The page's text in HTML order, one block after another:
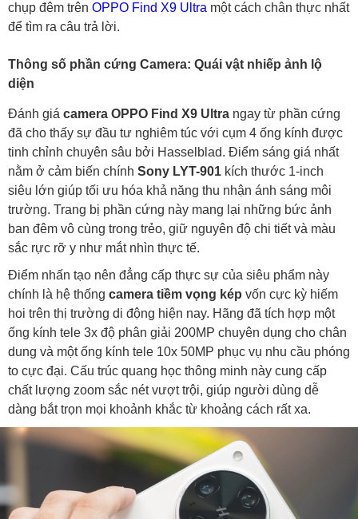
chụp đêm trên OPPO Find X9 Ultra một cách chân thực nhất
để tìm ra câu trả lời.
Thông số phần cứng Camera: Quái vật nhiếp ảnh lộ
diện
Đánh giá camera OPPO Find X9 Ultra ngay từ phần cứng
đã cho thấy sự đầu tư nghiêm túc với cụm 4 ống kính được
tinh chỉnh chuyên sâu bởi Hasselblad. Điểm sáng giá nhất
nằm ở cảm biến chính Sony LYT-901 kích thước 1-inch
siêu lớn giúp tối ưu hóa khả năng thu nhận ánh sáng môi
trường. Trang bị phần cứng này mang lại những bức ảnh
ban đêm vô cùng trong trẻo, giữ nguyên độ chi tiết và màu
sắc rực rỡ y như mắt nhìn thực tế.
Điểm nhấn tạo nên đẳng cấp thực sự của siêu phẩm này
chính là hệ thống camera tiềm vọng kép vốn cực kỳ hiếm
hoi trên thị trường di động hiện nay. Hãng đã tích hợp một
ống kính tele 3x độ phân giải 200MP chuyên dụng cho chân
dung và một ống kính tele 10x 50MP phục vụ nhu cầu phóng
to cực đại. Cấu trúc quang học thông minh này cung cấp
chất lượng zoom sắc nét vượt trội, giúp người dùng dễ
dàng bắt trọn mọi khoảnh khắc từ khoảng cách rất xa.